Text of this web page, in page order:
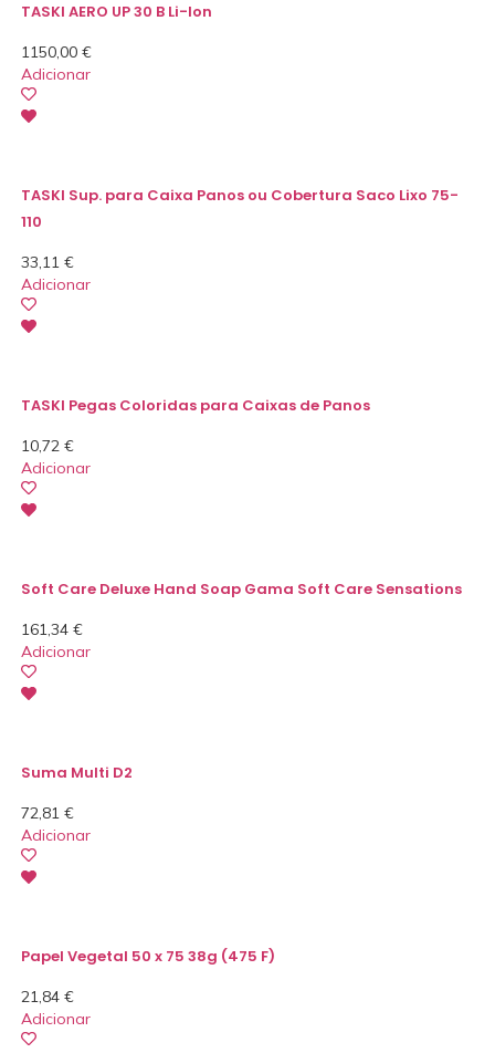
TASKI AERO UP 30 B Li-Ion
1150,00 €
Adicionar
TASKI Sup. para Caixa Panos ou Cobertura Saco Lixo 75-
110
33,11 €
Adicionar
TASKI Pegas Coloridas para Caixas de Panos
10,72 €
Adicionar
Soft Care Deluxe Hand Soap Gama Soft Care Sensations
161,34 €
Adicionar
Suma Multi D2
72,81 €
Adicionar
Papel Vegetal 50 x 75 38g (475 F)
21,84 €
Adicionar